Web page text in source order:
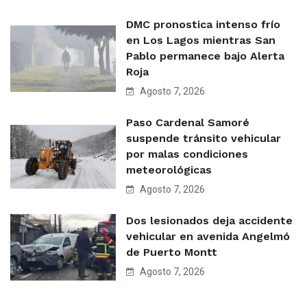
DMC pronostica intenso frío
en Los Lagos mientras San
Pablo permanece bajo Alerta
Roja
Agosto 7, 2026
Paso Cardenal Samoré
suspende tránsito vehicular
por malas condiciones
meteorológicas
Agosto 7, 2026
Dos lesionados deja accidente
vehicular en avenida Angelmó
de Puerto Montt
Agosto 7, 2026